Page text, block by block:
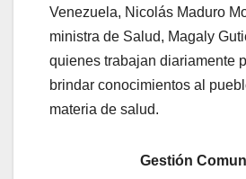
Venezuela, Nicolás Maduro
ministra de Salud, Magaly
quienes trabajan diariamente
brindar conocimientos al
materia de salud.
Gestión